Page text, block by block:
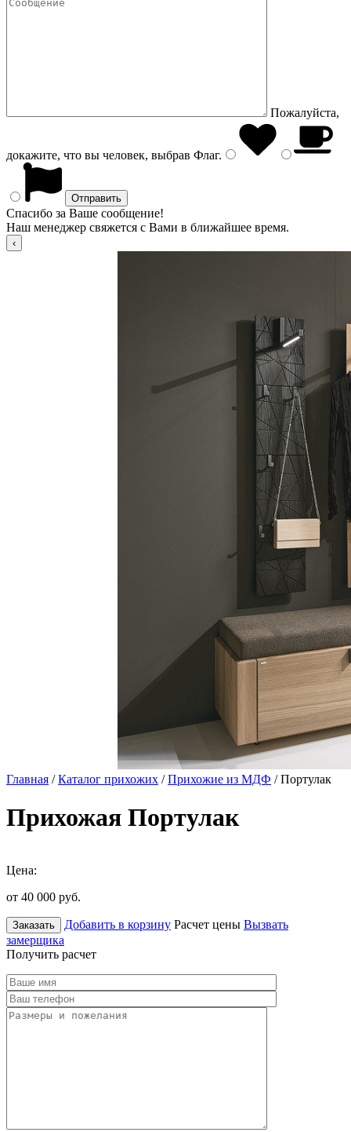
Пожалуйста,
докажите, что вы человек, выбрав Флаг.
Спасибо за Ваше сообщение!
Наш менеджер свяжется с Вами в ближайшее время.
Главная /Каталог прихожих /Прихожие из МДФ / Портулак
Прихожая Портулак
Цена:
от 40 000 руб.
Заказать Добавить в корзину Расчет цены Вызвать
замерщика
Получить расчет